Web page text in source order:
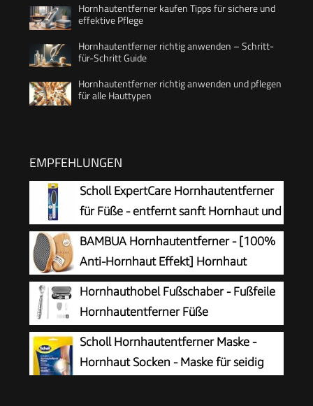
Hornhautentferner kaufen Tipps für sichere und
effektive Pflege
Hornhautentferner richtig anwenden – Schritt-
für-Schritt Guide
Hornhautentferner richtig anwenden und pflegen
für alle Hauttypen
EMPFEHLUNGEN
Scholl ExpertCare Hornhautentferner
für Füße - entfernt sanft Hornhaut und
raue Haut, mit grober und feiner
Reibefläche, effektive Fußpflege für sofort
weiche Füße, waschbar und wiederverwendbar
BAMBUA Hornhautentferner - [100%
Anti-Hornhaut Effekt] Hornhaut
Entfernen Fuß - Zur Fußpflege für
schöne Füße - Effektives Nano Glas -
Professionelle Pediküre - Premium Bimsstein
Fußpflege (Schwarz)
Hornhauthobel Fußschaber - Fußfeile
Hornhautentferner Füße
Hornhautrasierer - Edelstahl Fußraspel
Harte Haut Ferse Hornhautentfernung Pediküre
Set für Hand Füße Fußpflege mit 10
Scholl Hornhautentferner Maske -
Hornhaut Socken - Maske für seidig